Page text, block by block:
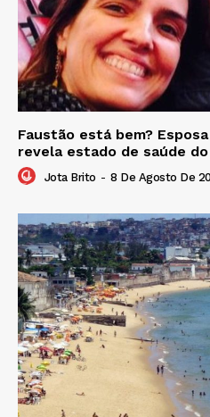
Faustão está bem?
revela estado de saúde
Jota Brito - 8 De Agosto De